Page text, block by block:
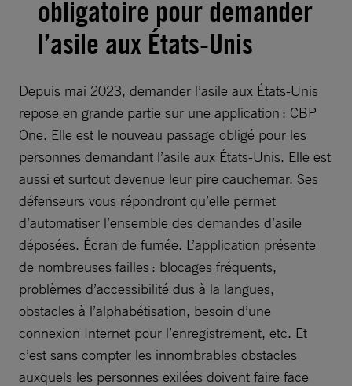
obligatoire pour demander
l’asile aux États-Unis
Depuis mai 2023, demander l’asile aux États-Unis
repose en grande partie sur une application : CBP
One. Elle est le nouveau passage obligé pour les
personnes demandant l’asile aux États-Unis. Elle est
aussi et surtout devenue leur pire cauchemar. Ses
défenseurs vous répondront qu’elle permet
d’automatiser l’ensemble des demandes d’asile
déposées. Écran de fumée. L’application présente
de nombreuses failles : blocages fréquents,
problèmes d’accessibilité dus à la langues,
obstacles à l’alphabétisation, besoin d’une
connexion Internet pour l’enregistrement, etc. Et
c’est sans compter les innombrables obstacles
auxquels les personnes exilées doivent faire face